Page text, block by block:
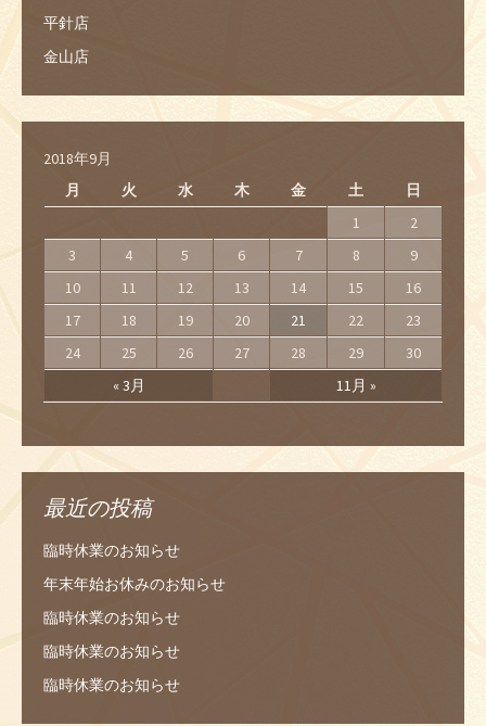
平針店
金山店
2018年9月
月
火 水 木 金 土 日
« 3月 11月 »
1
2
3
4 5 6 7 8
9
10
11 12 13 14 15
16
17
18 19 20 21 22
23
24
25 26 27 28 29 30
最近の投稿
臨時休業のお知らせ
年末年始お休みのお知らせ
臨時休業のお知らせ
臨時休業のお知らせ
臨時休業のお知らせ